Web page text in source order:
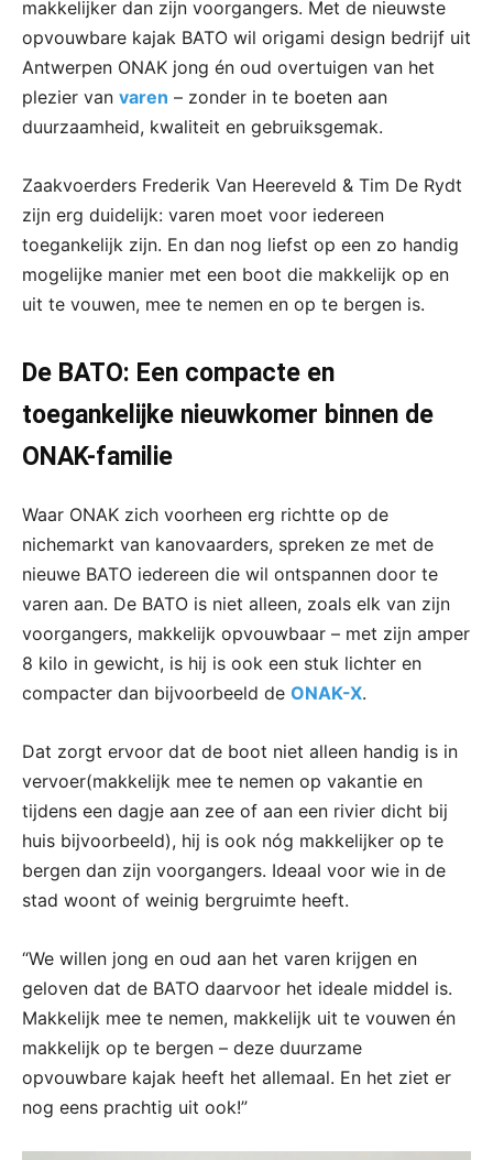
makkelijker dan zijn voorgangers. Met de nieuwste
opvouwbare kajak BATO wil origami design bedrijf uit
Antwerpen ONAK jong én oud overtuigen van het
plezier van varen – zonder in te boeten aan
duurzaamheid, kwaliteit en gebruiksgemak.
Zaakvoerders Frederik Van Heereveld & Tim De Rydt
zijn erg duidelijk: varen moet voor iedereen
toegankelijk zijn. En dan nog liefst op een zo handig
mogelijke manier met een boot die makkelijk op en
uit te vouwen, mee te nemen en op te bergen is.
De BATO: Een compacte en
toegankelijke nieuwkomer binnen de
ONAK-familie
Waar ONAK zich voorheen erg richtte op de
nichemarkt van kanovaarders, spreken ze met de
nieuwe BATO iedereen die wil ontspannen door te
varen aan. De BATO is niet alleen, zoals elk van zijn
voorgangers, makkelijk opvouwbaar – met zijn amper
8 kilo in gewicht, is hij is ook een stuk lichter en
compacter dan bijvoorbeeld de ONAK-X.
Dat zorgt ervoor dat de boot niet alleen handig is in
vervoer(makkelijk mee te nemen op vakantie en
tijdens een dagje aan zee of aan een rivier dicht bij
huis bijvoorbeeld), hij is ook nóg makkelijker op te
bergen dan zijn voorgangers. Ideaal voor wie in de
stad woont of weinig bergruimte heeft.
“We willen jong en oud aan het varen krijgen en
geloven dat de BATO daarvoor het ideale middel is.
Makkelijk mee te nemen, makkelijk uit te vouwen én
makkelijk op te bergen – deze duurzame
opvouwbare kajak heeft het allemaal. En het ziet er
nog eens prachtig uit ook!”